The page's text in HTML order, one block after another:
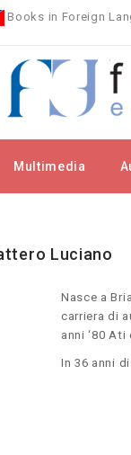
Books in Foreign
Multimedia
Luciano
Nasce a
carriera di
anni ‘80
In 36 anni